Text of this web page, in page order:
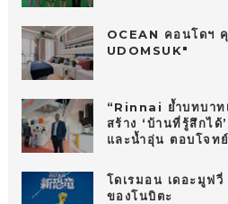
OCEAN คอนโดฯ
UDOMSUK"
“Rinnai ย้ำบทบาท
สร้าง ‘บ้านที่รู้สึกไ
และน้ำอุ่น ตอบโจท
โดเรมอน เดอะมูฟ
ของโนบิตะ